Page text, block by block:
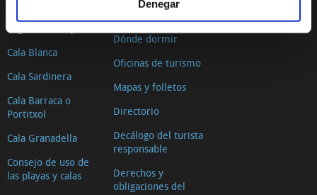
Denegar
Segon Muntanyar
Cala Blanca
Cala Sardinera
Cala Barraca o
Portitxol
Cala Granadella
Consejo de uso de
las playas y calas
Dónde dormir
Oficinas de turismo
Mapas y folletos
Directorio
Decálogo del turista
responsable
Derechos y
obligaciones del